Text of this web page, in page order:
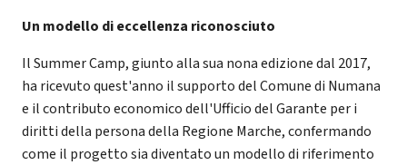
Un modello di eccellenza riconosciuto
Il Summer Camp, giunto alla sua nona edizione dal 2017,
ha ricevuto quest'anno il supporto del Comune di Numana
e il contributo economico dell'Ufficio del Garante per i
diritti della persona della Regione Marche, confermando
come il progetto sia diventato un modello di riferimento